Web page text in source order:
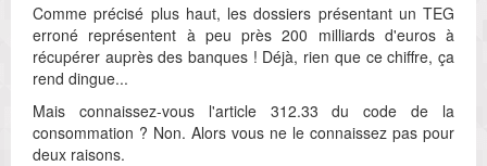
Comme précisé plus haut, les dossiers présentant un TEG
erroné représentent à peu près 200 milliards d'euros à
récupérer auprès des banques ! Déjà, rien que ce chiffre, ça
rend dingue...
Mais connaissez-vous l'article 312.33 du code de la
consommation ? Non. Alors vous ne le connaissez pas pour
deux raisons.